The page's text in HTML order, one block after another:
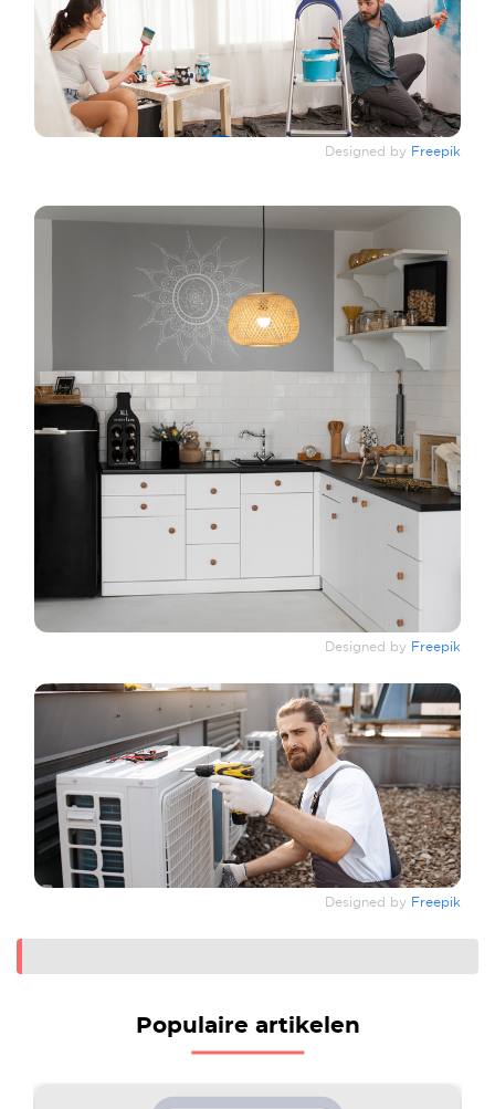
Designed by Freepik
Designed by Freepik
Designed by Freepik
Populaire artikelen